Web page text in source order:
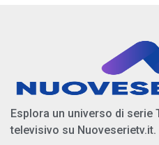
Esplora un universo di serie
televisivo su Nuoveserietv.it.